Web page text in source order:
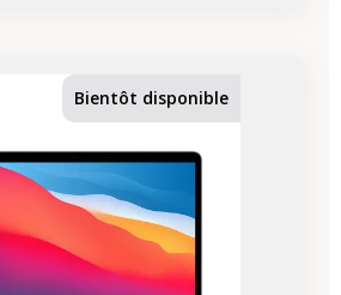
Bientôt disponible